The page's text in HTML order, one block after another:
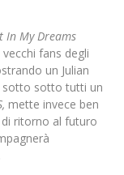
In My Dreams
fans degli
un Julian
sotto sotto tutti un
mette invece ben
ritorno al futuro